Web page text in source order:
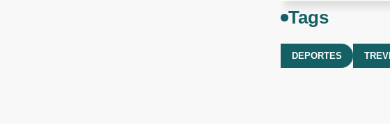
Tags
DEPORTES